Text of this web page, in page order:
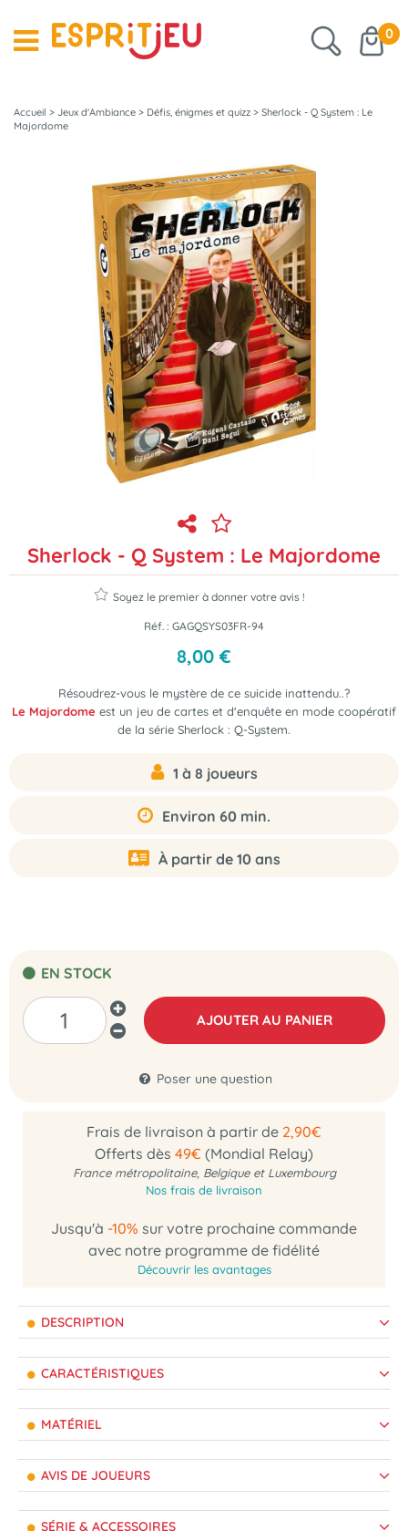
0
Accueil > Jeux d'Ambiance > Défis, énigmes et quizz > Sherlock - Q System : Le
Majordome
Sherlock - Q System : Le Majordome
Soyez le premier à donner votre avis !
Réf. : GAGQSYS03FR-94
8,00 €
Résoudrez-vous le mystère de ce suicide inattendu..?
Le Majordome est un jeu de cartes et d'enquête en mode coopératif
de la série Sherlock : Q-System.
1 à 8 joueurs
Environ 60 min.
À partir de 10 ans
EN STOCK
AJOUTER AU PANIER
Poser une question
Frais de livraison à partir de 2,90€
Offerts dès 49€ (Mondial Relay)
France métropolitaine, Belgique et Luxembourg
Nos frais de livraison
Jusqu'à -10% sur votre prochaine commande
avec notre programme de fidélité
Découvrir les avantages
DESCRIPTION
CARACTÉRISTIQUES
MATÉRIEL
AVIS DE JOUEURS
SÉRIE & ACCESSOIRES